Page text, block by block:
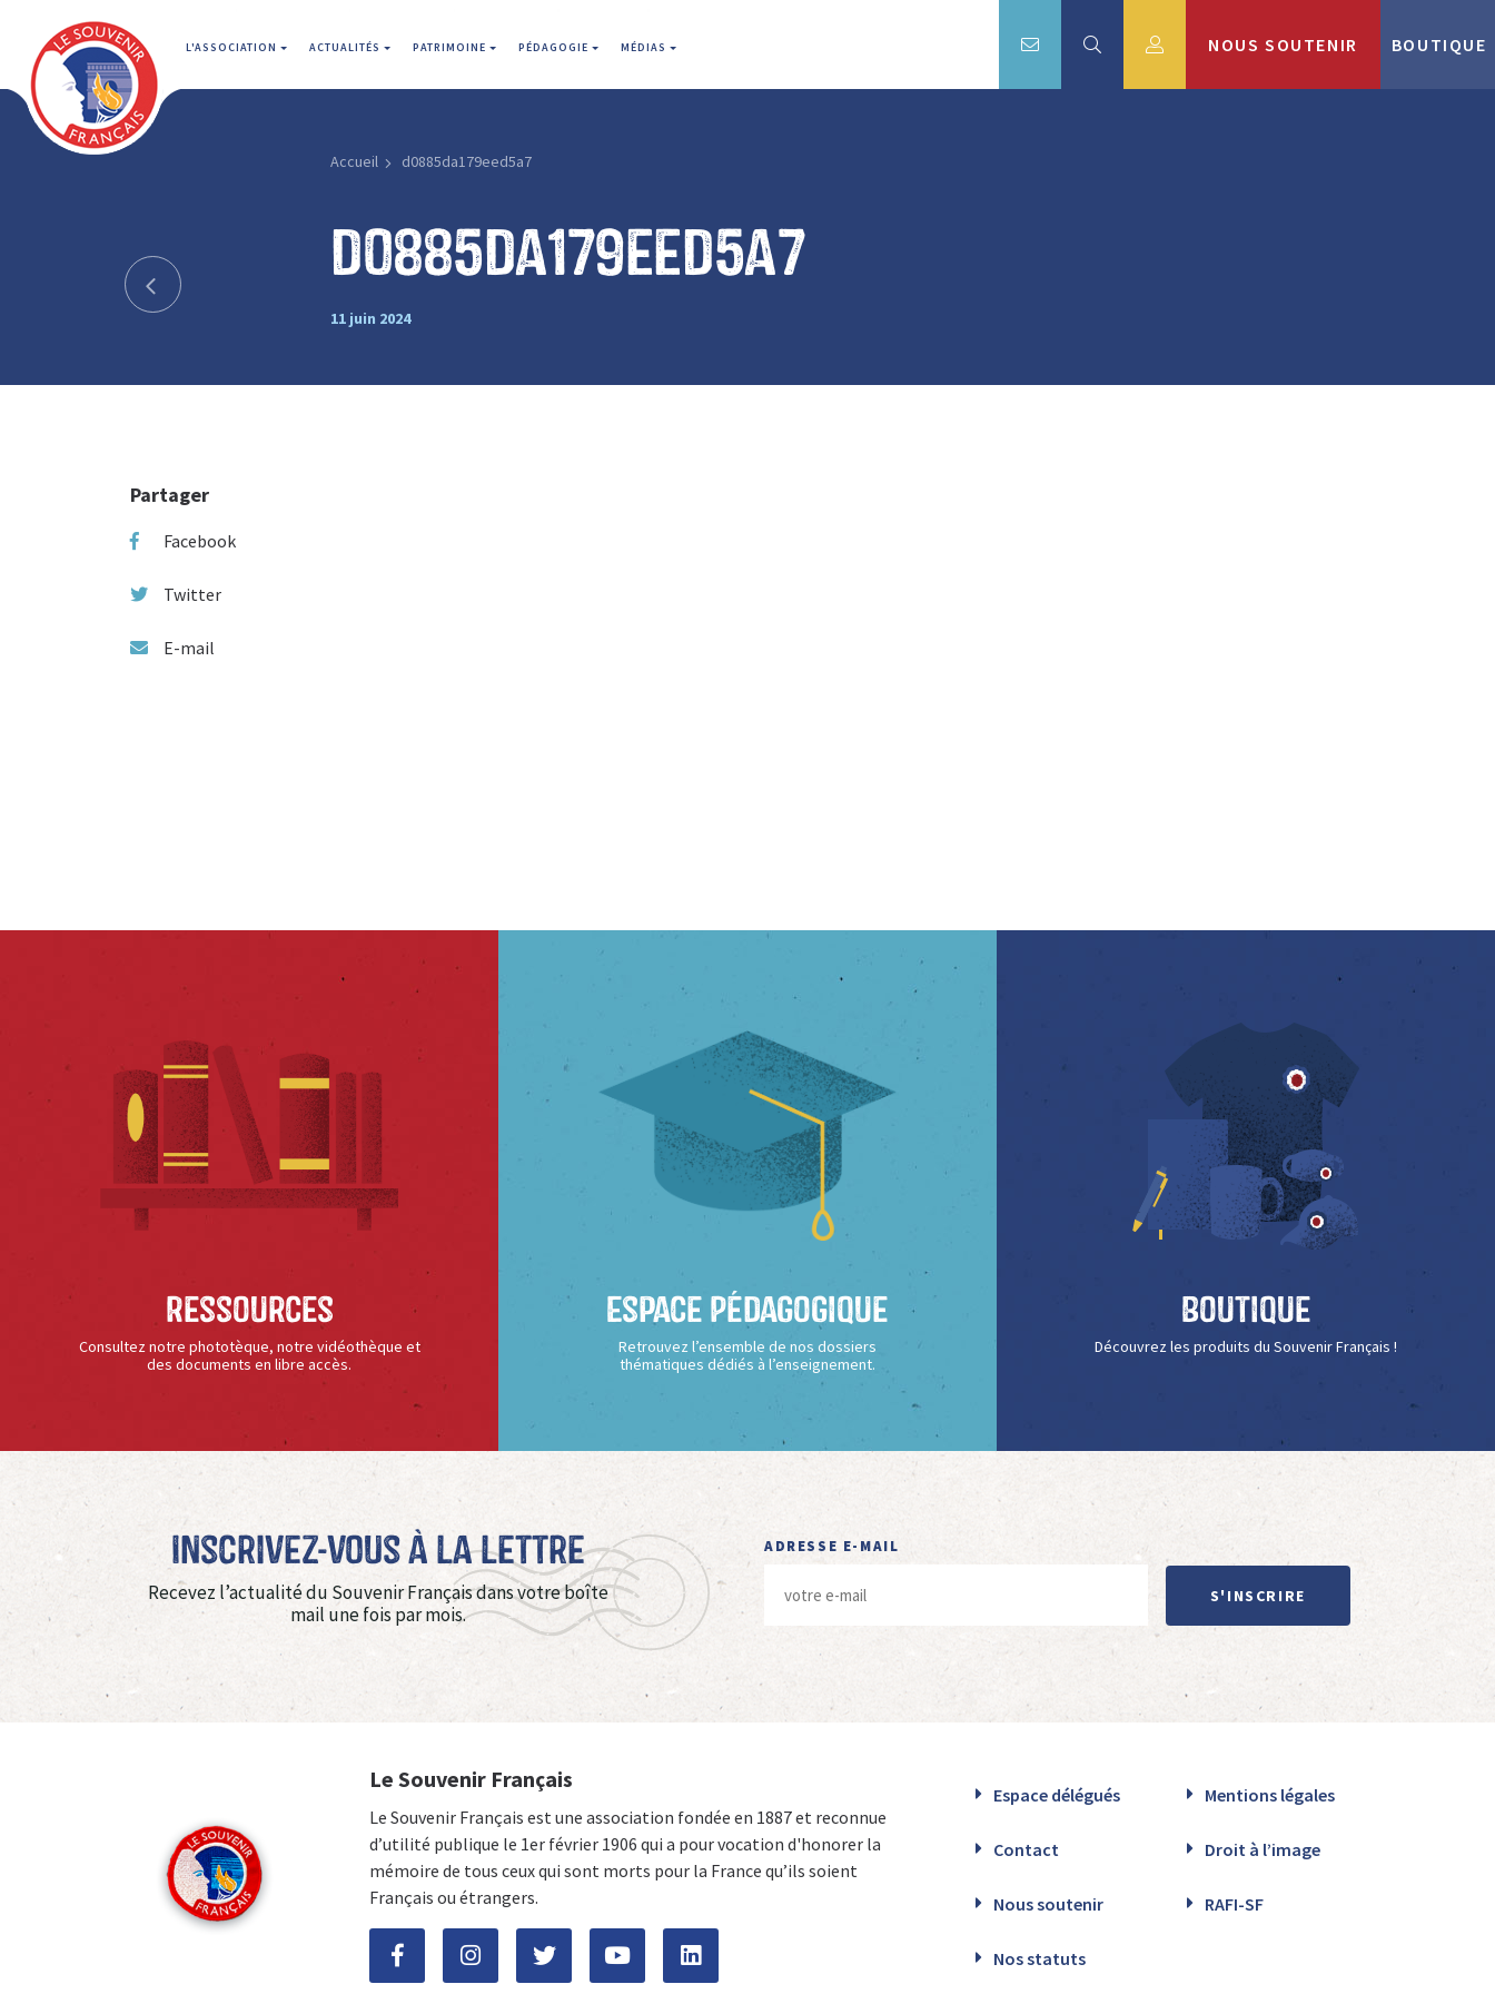
L'ASSOCIATION ACTUALITÉS PATRIMOINE PÉDAGOGIE MÉDIAS NOUS SOUTENIR BOUTIQUE
Accueil d0885da179eed5a7
d0885da179eed5a7
11 juin 2024
Partager
Facebook
Twitter
E-mail
Ressources
Consultez notre phototèque, notre vidéothèque et
des documents en libre accès.
Espace Pédagogique
Retrouvez l’ensemble de nos dossiers
thématiques dédiés à l’enseignement.
Boutique
Découvrez les produits du Souvenir Français !
Inscrivez-vous à La Lettre
Recevez l’actualité du Souvenir Français dans votre boîte
mail une fois par mois.
ADRESSE E-MAIL
S'INSCRIRE
Le Souvenir Français
Le Souvenir Français est une association fondée en 1887 et reconnue
d’utilité publique le 1er février 1906 qui a pour vocation d'honorer la
mémoire de tous ceux qui sont morts pour la France qu’ils soient
Français ou étrangers.
Espace délégués Mentions légales
Contact Droit à l’image
Nous soutenir RAFI-SF
Nos statuts